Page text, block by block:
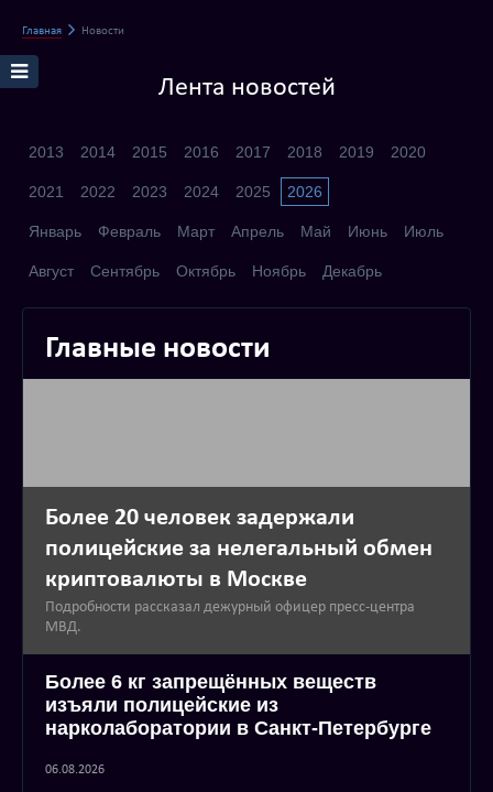
Главная Новости
Лента новостей
2013 2014 2015 2016 2017 2018 2019 2020
2021 2022 2023 2024 2025 2026
Январь Февраль Март Апрель Май Июнь Июль
Август Сентябрь Октябрь Ноябрь Декабрь
Главные новости
Более 20 человек задержали
полицейские за нелегальный обмен
криптовалюты в Москве
Подробности рассказал дежурный офицер пресс-центра
МВД.
Более 6 кг запрещённых веществ
изъяли полицейские из
нарколаборатории в Санкт-Петербурге
06.08.2026